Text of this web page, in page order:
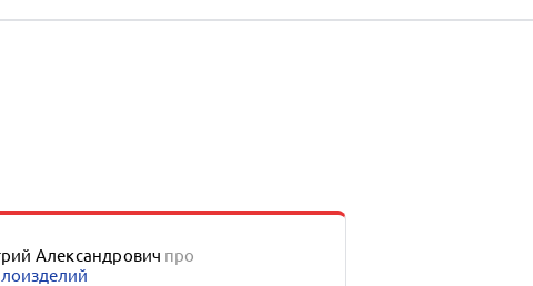
Александрович про